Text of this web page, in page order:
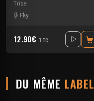
Tribe
Fky
12.90€ TTC
DU MÊME LABEL